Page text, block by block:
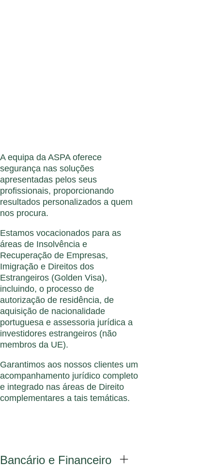
A equipa da ASPA oferece
segurança nas soluções
apresentadas pelos seus
profissionais, proporcionando
resultados personalizados a quem
nos procura.
Estamos vocacionados para as
áreas de Insolvência e
Recuperação de Empresas,
Imigração e Direitos dos
Estrangeiros (Golden Visa),
incluindo, o processo de
autorização de residência, de
aquisição de nacionalidade
portuguesa e assessoria jurídica a
investidores estrangeiros (não
membros da UE).
Garantimos aos nossos clientes um
acompanhamento jurídico completo
e integrado nas áreas de Direito
complementares a tais temáticas.
Bancário e Financeiro